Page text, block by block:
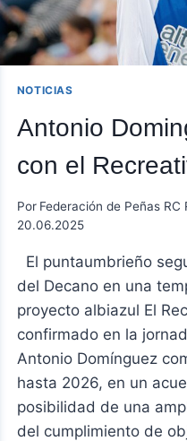
NOTICIAS
Antonio
con el
Por Federación de Peñas
20.06.2025
El puntaumbrieño
del Decano en una
proyecto albiazul El
confirmado en la
Antonio Domínguez
hasta 2026, en un
posibilidad de una
del cumplimiento de